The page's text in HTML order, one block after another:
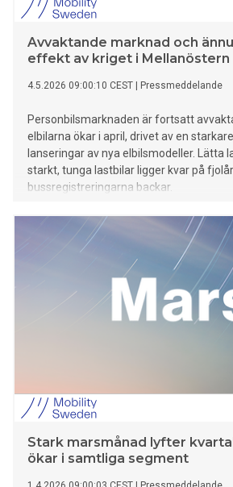
Avvaktande marknad och
effekt av kriget i Mellanöstern
4.5.2026 09:00:10 CEST Pressmeddelande
Personbilsmarknaden är fortsatt
elbilarna ökar i april, drivet av en
lanseringar av nya elbilsmodeller. Lätta
starkt, tunga lastbilar ligger kvar på
bussregistreringarna backar.
Stark marsmånad lyfter
ökar i samtliga segment